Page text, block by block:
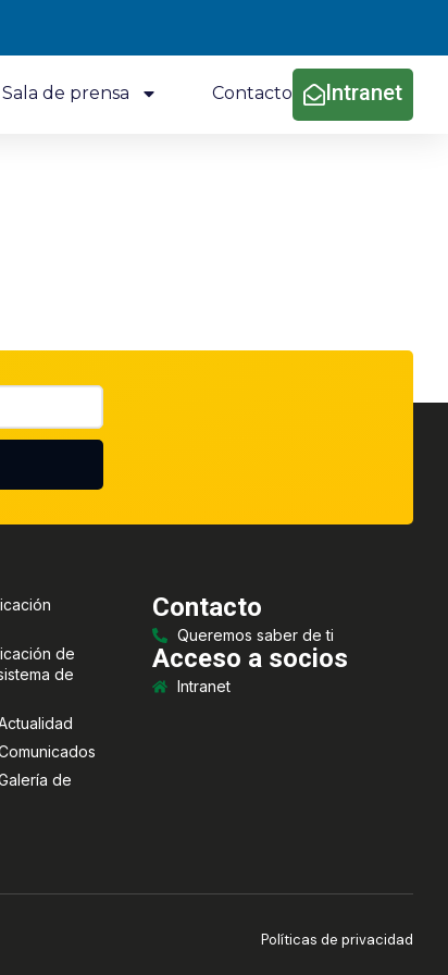
Sala de prensa Contacto Intranet
de
de
de
Contacto
Queremos saber de ti
Acceso a socios
Intranet
Políticas de privacidad